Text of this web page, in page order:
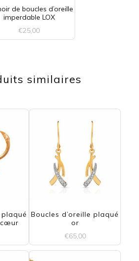
de boucles d’oreille
imperdable LOX
€25,00
a
options
peuvent
sur
page
similaires
plaqué Boucles d’oreille plaqué
or
€65,00